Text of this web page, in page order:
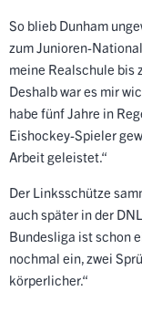
So blieb Dunham
zum Junioren-
meine Realschule bis
Deshalb war es mir
habe fünf Jahre in
Eishockey-Spieler
Arbeit geleistet.“
Der Linksschütze
auch später in der
Bundesliga ist schon
nochmal ein, zwei
körperlicher.“